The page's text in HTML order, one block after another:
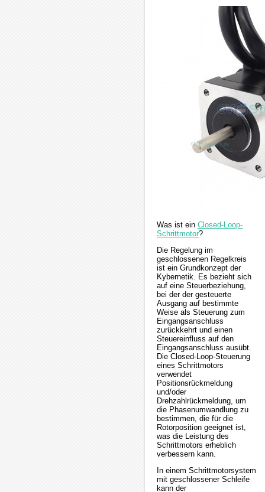
Was ist ein Closed-Loop-
Schrittmotor?
Die Regelung im
geschlossenen Regelkreis
ist ein Grundkonzept der
Kybernetik. Es bezieht sich
auf eine Steuerbeziehung,
bei der der gesteuerte
Ausgang auf bestimmte
Weise als Steuerung zum
Eingangsanschluss
zurückkehrt und einen
Steuereinfluss auf den
Eingangsanschluss ausübt.
Die Closed-Loop-Steuerung
eines Schrittmotors
verwendet
Positionsrückmeldung
und/oder
Drehzahlrückmeldung, um
die Phasenumwandlung zu
bestimmen, die für die
Rotorposition geeignet ist,
was die Leistung des
Schrittmotors erheblich
verbessern kann.
In einem Schrittmotorsystem
mit geschlossener Schleife
kann der